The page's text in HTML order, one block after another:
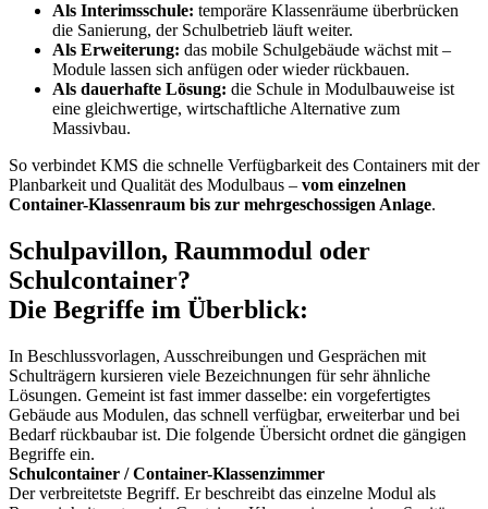
Als Interimsschule: temporäre Klassenräume überbrücken
die Sanierung, der Schulbetrieb läuft weiter.
Als Erweiterung: das mobile Schulgebäude wächst mit –
Module lassen sich anfügen oder wieder rückbauen.
Als dauerhafte Lösung: die Schule in Modulbauweise ist
eine gleichwertige, wirtschaftliche Alternative zum
Massivbau.
So verbindet KMS die schnelle Verfügbarkeit des Containers mit der
Planbarkeit und Qualität des Modulbaus – vom einzelnen
Container-Klassenraum bis zur mehrgeschossigen Anlage.
Schulpavillon, Raummodul oder
Schulcontainer?
Die Begriffe im Überblick:
In Beschlussvorlagen, Ausschreibungen und Gesprächen mit
Schulträgern kursieren viele Bezeichnungen für sehr ähnliche
Lösungen. Gemeint ist fast immer dasselbe: ein vorgefertigtes
Gebäude aus Modulen, das schnell verfügbar, erweiterbar und bei
Bedarf rückbaubar ist. Die folgende Übersicht ordnet die gängigen
Begriffe ein.
Schulcontainer / Container-Klassenzimmer
Der verbreitetste Begriff. Er beschreibt das einzelne Modul als